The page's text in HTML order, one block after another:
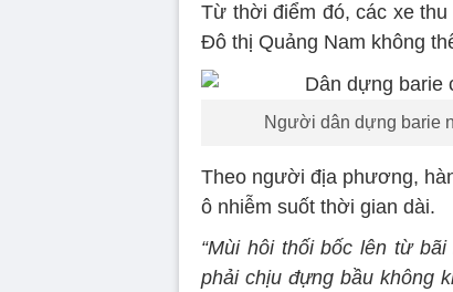
Từ thời điểm đó, các xe
Đô thị Quảng Nam không
Người dân dựng barie
Theo người địa phương,
ô nhiễm suốt thời gian dài.
“Mùi hôi thối bốc lên từ
phải chịu đựng bầu không